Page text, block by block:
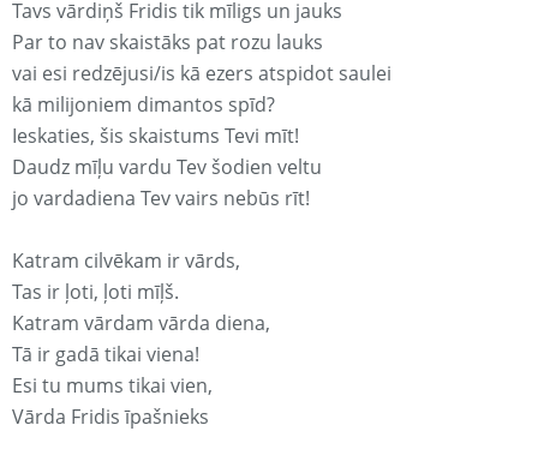
Tavs vārdiņš Fridis tik mīligs un jauks
Par to nav skaistāks pat rozu lauks
vai esi redzējusi/is kā ezers atspidot saulei
kā milijoniem dimantos spīd?
Ieskaties, šis skaistums Tevi mīt!
Daudz mīļu vardu Tev šodien veltu
jo vardadiena Tev vairs nebūs rīt!
Katram cilvēkam ir vārds,
Tas ir ļoti, ļoti mīļš.
Katram vārdam vārda diena,
Tā ir gadā tikai viena!
Esi tu mums tikai vien,
Vārda Fridis īpašnieks